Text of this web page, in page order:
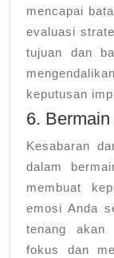
mencapai
evaluasi
tujuan dan
keputusan
6.
Kesabaran
dalam
membuat
emosi Anda
tenang akan
fokus dan